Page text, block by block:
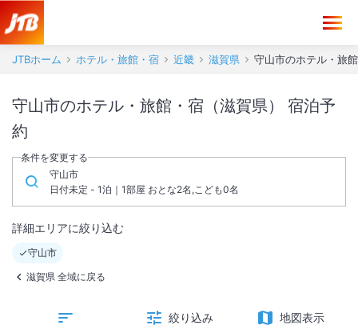
JTBホーム ホテル・旅館・宿 近畿 滋賀県 守山市のホテル・旅
守山市のホテル・旅館・宿（滋賀県） 宿泊予
約
条件を変更する
守山市
日付未定 - 1泊｜1部屋 おとな2名,こども0名
詳細エリアに絞り込む
守山市
滋賀県 全域に戻る
絞り込み 地図表示